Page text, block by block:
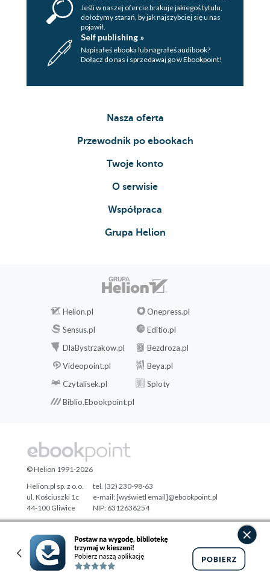
Jeśli w naszej ofercie brakuje jakiegoś tytulu,
dołożymy starań, by jak najszybciej się u nas
pojawił.
Self publishing »
Napisałeś ebooka lub nagrałeś audibook?
Dołącz do nas i sprzedawaj go w Ebookpoint!
Nasza oferta
Przewodnik po ebookach
Twoje konto
O serwisie
Współpraca
Grupa Helion
Helion.pl
Onepress.pl
Sensus.pl
Editio.pl
DlaBystrzakow.pl
Bezdroza.pl
Videopoint.pl
Beya.pl
Czytalisek.pl
Sploty
Biblio.Ebookpoint.pl
Designed with ♥ byTonik.pl
© Helion 1991-2026
Helion.pl sp. z o.o.
ul. Kościuszki 1c
44-100 Gliwice
tel. (32) 230-98-63
e-mail:[wyświetl email]@ebookpoint.pl
NIP: 6312636254
Regon: 241989027
Pełna wersja strony »